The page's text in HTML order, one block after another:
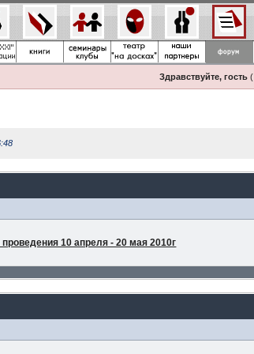
Здравствуйте, гость(
10 апреля - 20 мая 2010г